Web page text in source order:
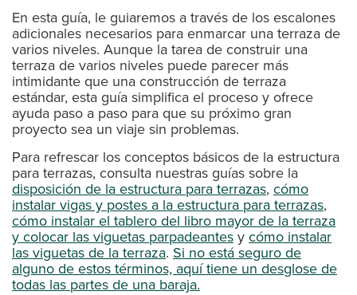
En esta guía, le guiaremos a través de los escalones
adicionales necesarios para enmarcar una terraza de
varios niveles. Aunque la tarea de construir una
terraza de varios niveles puede parecer más
intimidante que una construcción de terraza
estándar, esta guía simplifica el proceso y ofrece
ayuda paso a paso para que su próximo gran
proyecto sea un viaje sin problemas.
Para refrescar los conceptos básicos de la estructura
para terrazas, consulta nuestras guías sobre la
disposición de la estructura para terrazas, cómo
instalar vigas y postes a la estructura para terrazas,
cómo instalar el tablero del libro mayor de la terraza
y colocar las viguetas parpadeantes y cómo instalar
las viguetas de la terraza. Si no está seguro de
alguno de estos términos, aquí tiene un desglose de
todas las partes de una baraja.